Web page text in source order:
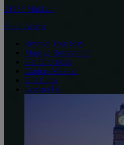
21955 Makkah
Saudi Arabia
Reserve Your Stay
Manage Reservation
Get Directions
Explore Makkah
Gift Cards
Contact Us